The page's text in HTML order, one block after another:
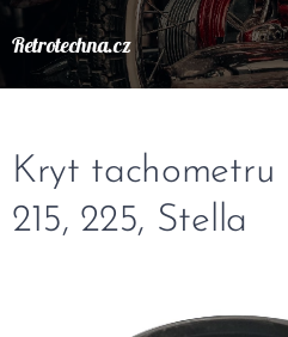
Retrotechna.cz
Kryt tachometru
215, 225, Stella